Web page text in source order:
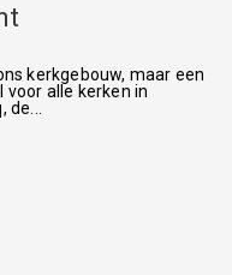
kerkgebouw, maar een
alle kerken in
de...